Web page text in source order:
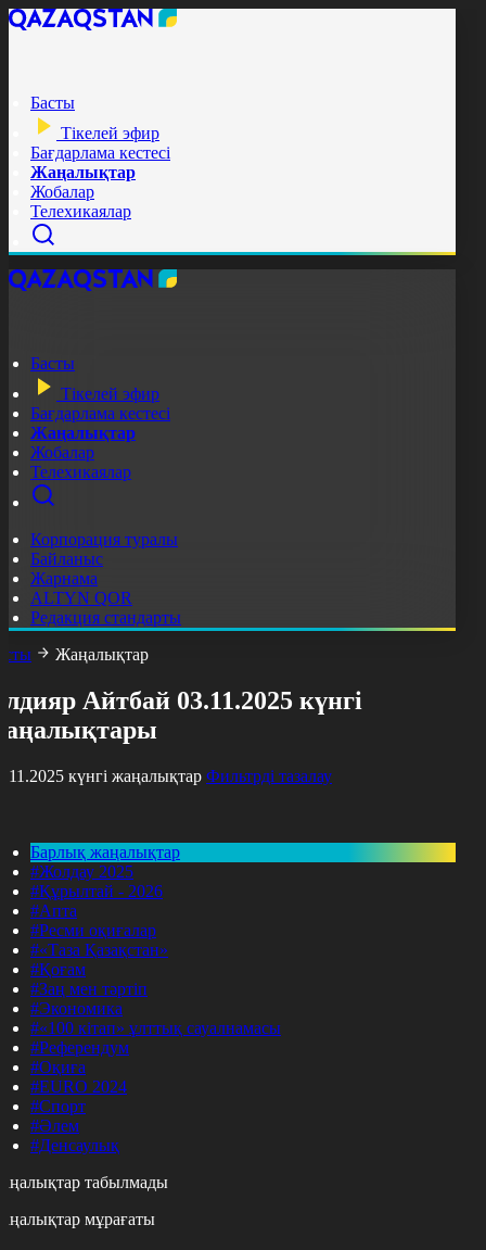
Басты
Тікелей эфир
Бағдарлама кестесі
Жаңалықтар
Жобалар
Телехикаялар
Басты
Тікелей эфир
Бағдарлама кестесі
Жаңалықтар
Жобалар
Телехикаялар
Корпорация туралы
Байланыс
Жарнама
ALTYN QOR
Редакция стандарты
Жаңалықтар
Айтбай 03.11.2025 күнгі
күнгі жаңалықтар Фильтрді тазалау
Барлық жаңалықтар
#Жолдау 2025
#Құрылтай - 2026
#Апта
#Ресми оқиғалар
#«Таза Қазақстан»
#Қоғам
#Заң мен тәртіп
#Экономика
#«100 кітап» ұлттық сауалнамасы
#Референдум
#Оқиға
#EURO 2024
#Спорт
#Әлем
#Денсаулық
табылмады
мұрағаты